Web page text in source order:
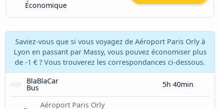
Économique
Saviez-vous que si vous voyagez de Aéroport Paris Orly à
Lyon en passant par Massy, vous pouvez économiser plus
de -1 € ? Vous trouverez les correspondances ci-dessous.
BlaBlaCar
Bus 5h 40min
Aéroport Paris Orly